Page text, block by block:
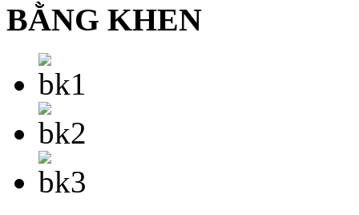
BẰNG KHEN